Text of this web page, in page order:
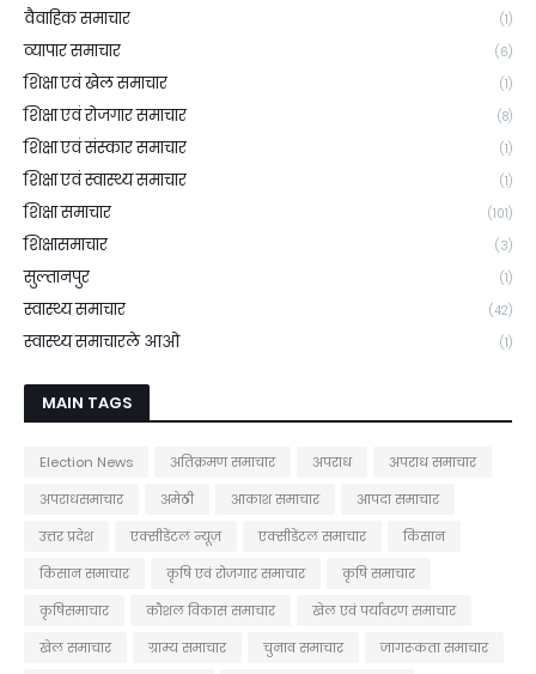
वैवाहिक समाचार (1)
व्यापार समाचार (6)
शिक्षा एवं खेल समाचार (1)
शिक्षा एवं रोजगार समाचार (8)
शिक्षा एवं संस्कार समाचार (1)
शिक्षा एवं स्वास्थ्य समाचार (1)
शिक्षा समाचार (101)
शिक्षासमाचार (3)
सुल्तानपुर (1)
स्वास्थ्य समाचार (42)
स्वास्थ्य समाचारले आओ (1)
MAIN TAGS
Election News अतिक्रमण समाचार अपराध
अपराध समाचार
अपराधसमाचार
अमेठी आकाश समाचार
आपदा समाचार
उत्तर प्रदेश
एक्सीडेंटल न्यूज़ एक्सीडेंटल समाचार
किसान
किसान समाचार
कृषि एवं रोजगार समाचार
कृषि समाचार
कृषिसमाचार
कौशल विकास समाचार
खेल एवं पर्यावरण समाचार
खेल समाचार
ग्राम्य समाचार चुनाव समाचार
जागरूकता समाचार